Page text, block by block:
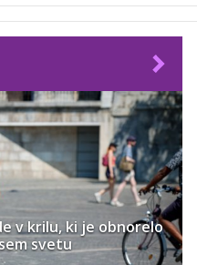
v krilu, ki je obnorelo
svetu